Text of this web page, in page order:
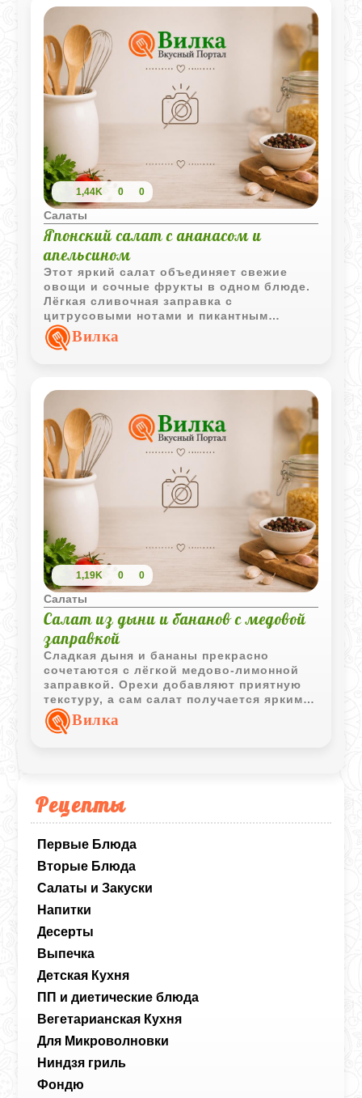
Рецепты
Первые Блюда
Вторые Блюда
Салаты и Закуски
Напитки
Десерты
Выпечка
Детская Кухня
ПП и диетические блюда
Вегетарианская Кухня
Для Микроволновки
Ниндзя гриль
Фондю
1,44K 0 0
Салаты
Японский салат с ананасом и
апельсином
Этот яркий салат объединяет свежие
овощи и сочные фрукты в одном блюде.
Лёгкая сливочная заправка с
цитрусовыми нотами и пикантным
оттенком чили делает вкус многогранным
и запоминающимся.
Вилка
1,19K 0 0
Салаты
Салат из дыни и бананов с медовой
заправкой
Сладкая дыня и бананы прекрасно
сочетаются с лёгкой медово-лимонной
заправкой. Орехи добавляют приятную
текстуру, а сам салат получается ярким,
ароматным и очень простым в
приготовлении.
Вилка